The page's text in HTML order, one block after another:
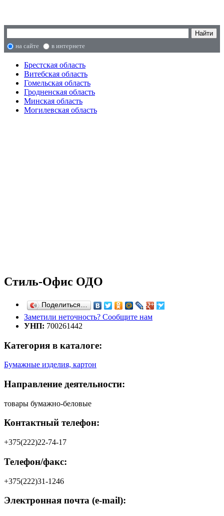
на сайте в интернете
Брестская область
Витебская область
Гомельская область
Гродненская область
Минская область
Могилевская область
Стиль-Офис ОДО
Поделиться…
Заметили неточность? Сообщите нам
УНП: 700261442
Категория в каталоге:
Бумажные изделия, картон
Направление деятельности:
товары бумажно-беловые
Контактный телефон:
+375(222)22-74-17
Телефон/факс:
+375(222)31-1246
Электронная почта (e-mail):